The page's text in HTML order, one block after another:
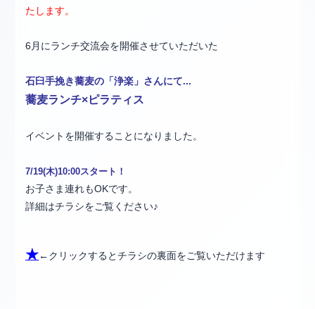
たします。
6月にランチ交流会を開催させていただいた
石臼手挽き蕎麦の「浄楽」さんにて...
蕎麦ランチ×ピラティス
イベントを開催することになりました。
7/19(木)10:00スタート！
お子さま連れもOKです。
詳細はチラシをご覧ください♪
★←クリックするとチラシの裏面をご覧いただけます